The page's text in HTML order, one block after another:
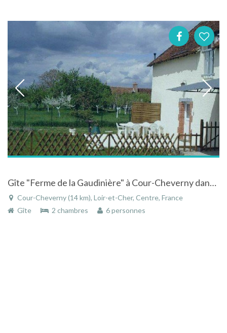
Gîte "Ferme de la Gaudinière" à Cour-Cheverny dans le Loir et Cher dans le Centre
Cour-Cheverny (14 km), Loir-et-Cher, Centre, France
Gîte
2 chambres 6 personnes